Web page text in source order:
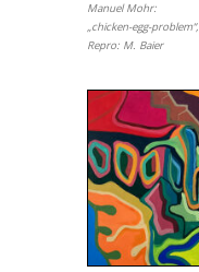
Manuel Mohr:
„chicken-egg-problem“,
Repro: M. Baier